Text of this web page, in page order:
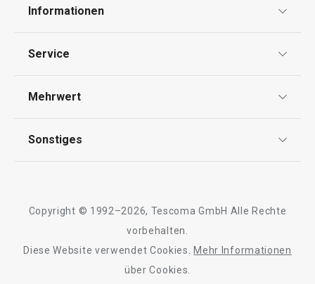
Informationen
Impressum
Service
Kontaktformular
Mehrwert
Qualität
Sonstiges
Barrierefreiheit
Copyright © 1992–2026, Tescoma GmbH Alle Rechte
vorbehalten.
Diese Website verwendet Cookies.Mehr Informationen
über Cookies.